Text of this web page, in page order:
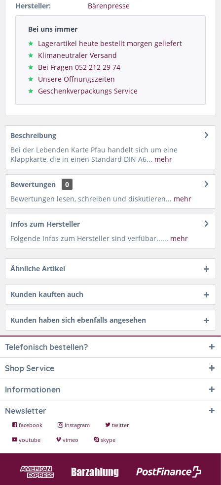
Hersteller:
Bärenpresse
Bei uns immer
Lagerartikel heute bestellt morgen geliefert
Klimaneutraler Versand
Bei Fragen 052 212 29 74
Unsere Öffnungszeiten
Geschenkverpackungs Service
Beschreibung
Bei der Lebenden Karte Pfau handelt sich um eine
Klappkarte, die in einen Standard DIN A6... mehr
Bewertungen
0
Bewertungen lesen, schreiben und diskutieren... mehr
Infos zum Hersteller
Folgende Infos zum Hersteller sind verfübar...... mehr
Ähnliche Artikel
Kunden kauften auch
Kunden haben sich ebenfalls angesehen
Telefonisch bestellen?
Shop Service
Informationen
Newsletter
facebook instagram
twitter
youtube
vimeo skype